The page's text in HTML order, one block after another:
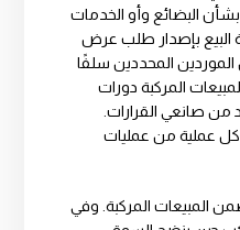
البضائع وأو الخدمات
البيع بإصدار طلب عرض
المحددين سلفًا
المركبة دورات
من صانعي القرارات.
عملية من عمليات
المبيعات المركبة. وفي